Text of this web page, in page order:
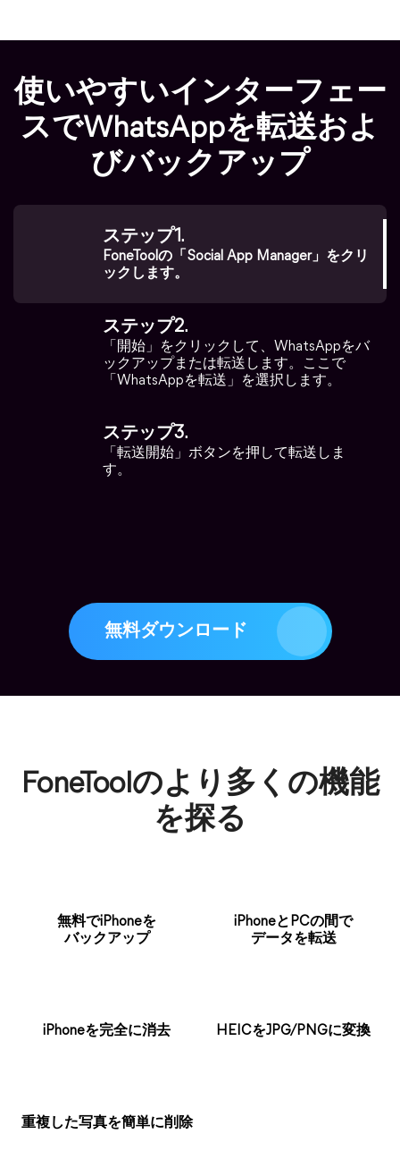
使いやすいインターフェー
スでWhatsAppを転送およ
びバックアップ
ステップ1.
FoneToolの「Social App Manager」をクリ
ックします。
ステップ2.
「開始」をクリックして、WhatsAppをバ
ックアップまたは転送します。ここで
「WhatsAppを転送」を選択します。
ステップ3.
「転送開始」ボタンを押して転送しま
す。
無料ダウンロード
FoneToolのより多くの機能
を探る
無料でiPhoneを
バックアップ
iPhoneとPCの間で
データを転送
iPhoneを完全に消去 HEICをJPG/PNGに変換
重複した写真を簡単に削除